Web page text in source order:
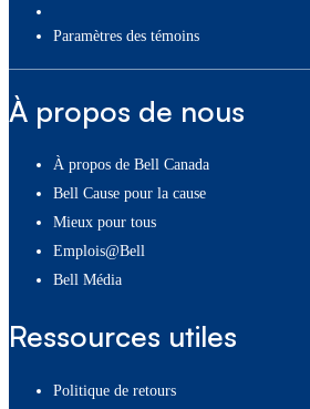
paramètres des témoins
À propos de nous
À propos de Bell Canada
Bell Cause pour la cause
Mieux pour tous
Emplois@Bell
Bell Média
Ressources utiles
Politique de retours